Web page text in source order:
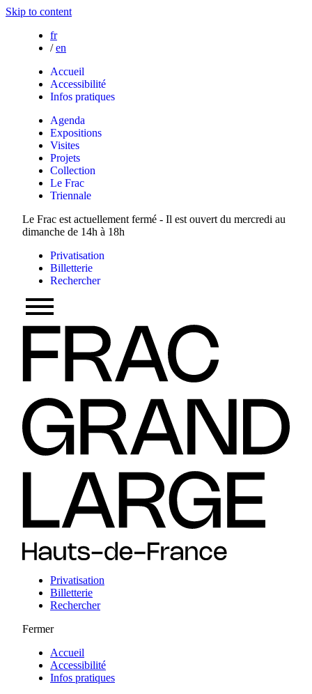
Skip to content
fr
/ en
Accueil
Accessibilité
Infos pratiques
Agenda
Expositions
Visites
Projets
Collection
Le Frac
Triennale
Le Frac est actuellement fermé - Il est ouvert du mercredi au
dimanche de 14h à 18h
Privatisation
Billetterie
Rechercher
Privatisation
Billetterie
Rechercher
Fermer
Accueil
Accessibilité
Infos pratiques